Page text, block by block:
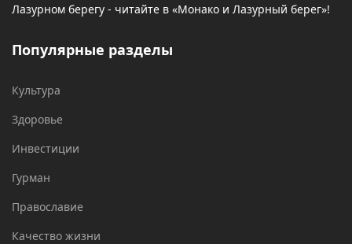
Лазурном берегу - читайте в «Монако и Лазурный берег»!
Популярные разделы
Культура
Здоровье
Инвестиции
Гурман
Православие
Качество жизни